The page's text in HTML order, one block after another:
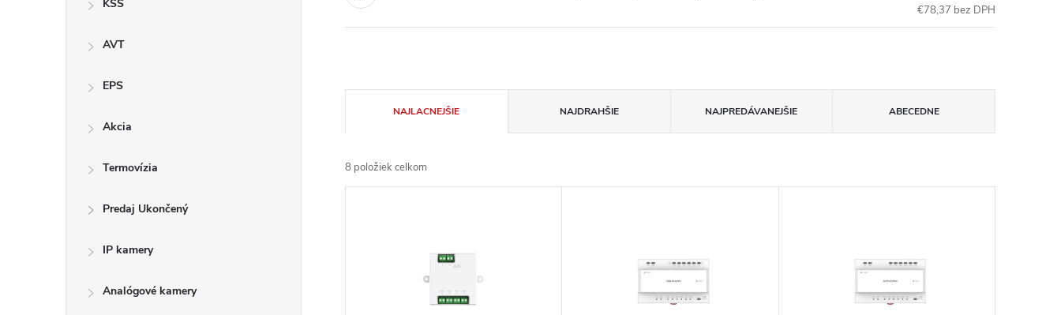
KSS
AVT
EPS
Akcia
Termovízia
Predaj Ukončený
IP kamery
Analógové kamery
€78,37 bez DPH
a
d
NAJLACNEJŠIE NAJDRAHŠIE NAJPREDÁVANEJŠIE ABECEDNE
8 položiek celkom